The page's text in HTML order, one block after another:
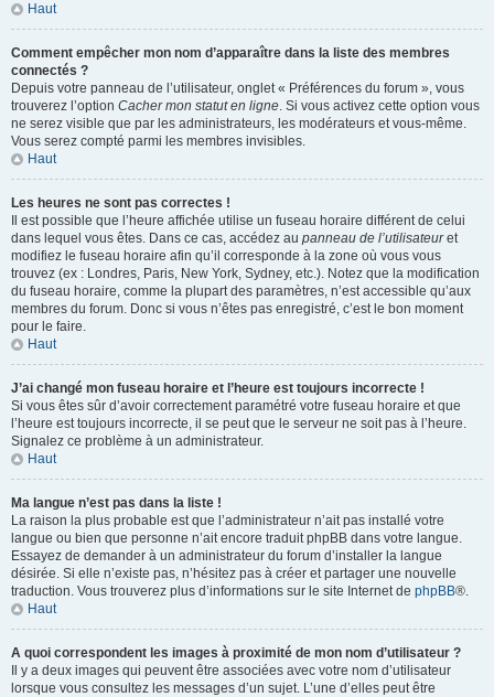
Haut
Comment empêcher mon nom d’apparaître dans la liste des membres
connectés ?
Depuis votre panneau de l’utilisateur, onglet « Préférences du forum », vous
trouverez l’option Cacher mon statut en ligne. Si vous activez cette option vous
ne serez visible que par les administrateurs, les modérateurs et vous-même.
Vous serez compté parmi les membres invisibles.
Haut
Les heures ne sont pas correctes !
Il est possible que l’heure affichée utilise un fuseau horaire différent de celui
dans lequel vous êtes. Dans ce cas, accédez au panneau de l’utilisateuret
modifiez le fuseau horaire afin qu’il corresponde à la zone où vous vous
trouvez (ex : Londres, Paris, New York, Sydney, etc.). Notez que la modification
du fuseau horaire, comme la plupart des paramètres, n’est accessible qu’aux
membres du forum. Donc si vous n’êtes pas enregistré, c’est le bon moment
pour le faire.
Haut
J’ai changé mon fuseau horaire et l’heure est toujours incorrecte !
Si vous êtes sûr d’avoir correctement paramétré votre fuseau horaire et que
l’heure est toujours incorrecte, il se peut que le serveur ne soit pas à l’heure.
Signalez ce problème à un administrateur.
Haut
Ma langue n’est pas dans la liste !
La raison la plus probable est que l’administrateur n’ait pas installé votre
langue ou bien que personne n’ait encore traduit phpBB dans votre langue.
Essayez de demander à un administrateur du forum d’installer la langue
désirée. Si elle n’existe pas, n’hésitez pas à créer et partager une nouvelle
traduction. Vous trouverez plus d’informations sur le site Internet de phpBB®.
Haut
A quoi correspondent les images à proximité de mon nom d’utilisateur ?
Il y a deux images qui peuvent être associées avec votre nom d’utilisateur
lorsque vous consultez les messages d’un sujet. L’une d’elles peut être